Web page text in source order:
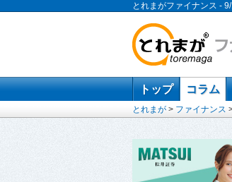
とれまがファイナンス -
トップ コラム
とれまが > ファイナンス